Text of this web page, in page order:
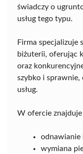
świadczy o
usług tego typu.
Firma specjalizuje
biżuterii, oferując
oraz
szybko i sprawnie,
usług.
W ofercie znajduje
odnawianie
wymiana